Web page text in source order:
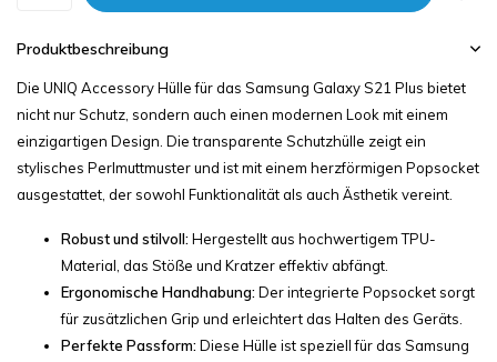
Produktbeschreibung
Die UNIQ Accessory Hülle für das Samsung Galaxy S21 Plus bietet
nicht nur Schutz, sondern auch einen modernen Look mit einem
einzigartigen Design. Die transparente Schutzhülle zeigt ein
stylisches Perlmuttmuster und ist mit einem herzförmigen Popsocket
ausgestattet, der sowohl Funktionalität als auch Ästhetik vereint.
Robust und stilvoll: Hergestellt aus hochwertigem TPU-
Material, das Stöße und Kratzer effektiv abfängt.
Ergonomische Handhabung: Der integrierte Popsocket sorgt
für zusätzlichen Grip und erleichtert das Halten des Geräts.
Perfekte Passform: Diese Hülle ist speziell für das Samsung